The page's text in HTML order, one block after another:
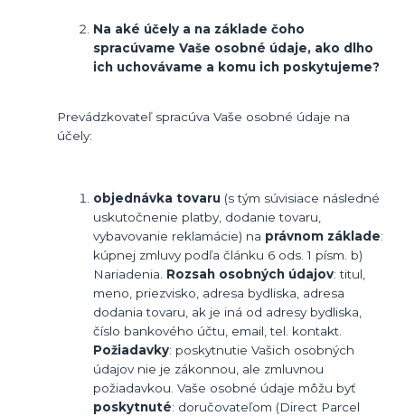
Na aké účely a na základe čoho
spracúvame Vaše osobné údaje, ako dlho
ich uchovávame a komu ich poskytujeme?
Prevádzkovateľ spracúva Vaše osobné údaje na
účely:
objednávka tovaru(s tým súvisiace následné
uskutočnenie platby, dodanie tovaru,
vybavovanie reklamácie) na právnom základe:
kúpnej zmluvy podľa článku 6 ods. 1 písm. b)
Nariadenia. Rozsah osobných údajov: titul,
meno, priezvisko, adresa bydliska, adresa
dodania tovaru, ak je iná od adresy bydliska,
číslo bankového účtu, email, tel. kontakt.
Požiadavky: poskytnutie Vašich osobných
údajov nie je zákonnou, ale zmluvnou
požiadavkou. Vaše osobné údaje môžu byť
poskytnuté: doručovateľom (Direct Parcel